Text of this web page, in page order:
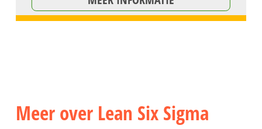
Meer over Lean Six Sigma